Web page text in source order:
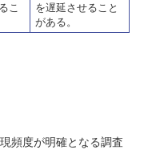
こ
を遅延させること
がある。
頻度が明確となる調査